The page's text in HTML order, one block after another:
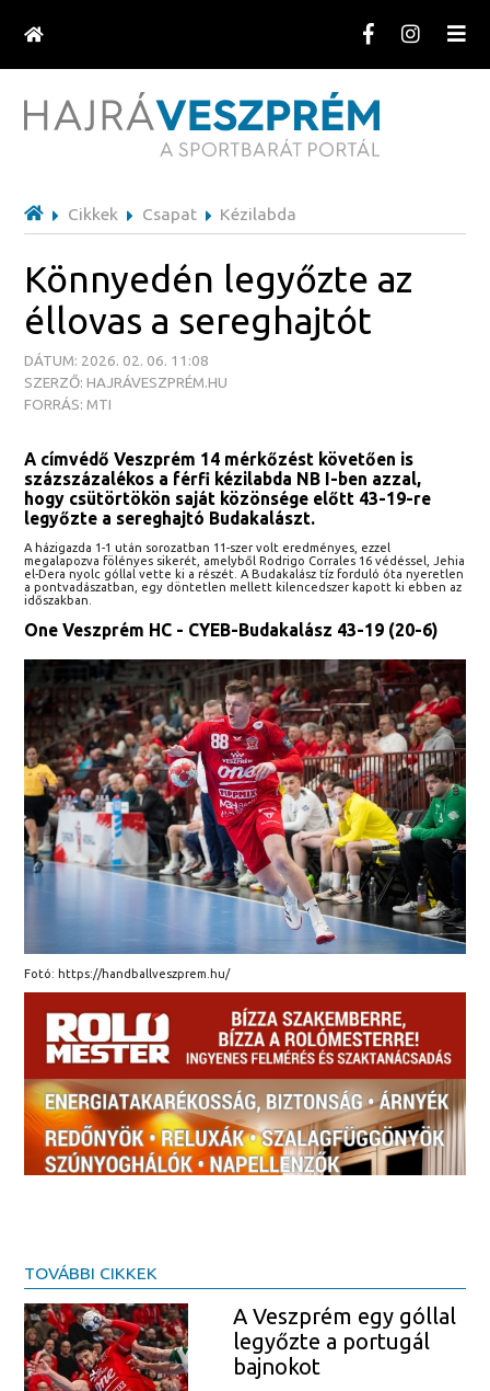
Cikkek Csapat Kézilabda
Könnyedén legyőzte az
éllovas a sereghajtót
DÁTUM: 2026. 02. 06. 11:08
SZERZŐ: HAJRÁVESZPRÉM.HU
FORRÁS: MTI
A címvédő Veszprém 14 mérkőzést követően is
százszázalékos a férfi kézilabda NB I-ben azzal,
hogy csütörtökön saját közönsége előtt 43-19-re
legyőzte a sereghajtó Budakalászt.
A házigazda 1-1 után sorozatban 11-szer volt eredményes, ezzel
megalapozva fölényes sikerét, amelyből Rodrigo Corrales 16 védéssel, Jehia
el-Dera nyolc góllal vette ki a részét. A Budakalász tíz forduló óta nyeretlen
a pontvadászatban, egy döntetlen mellett kilencedszer kapott ki ebben az
időszakban.
One Veszprém HC - CYEB-Budakalász 43-19 (20-6)
Fotó: https://handballveszprem.hu/
TOVÁBBI CIKKEK
A Veszprém egy góllal
legyőzte a portugál
bajnokot